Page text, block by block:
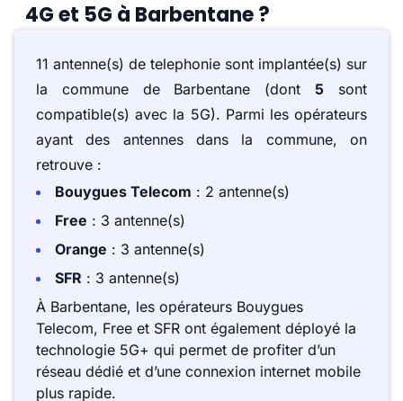
4G et 5G à Barbentane ?
11 antenne(s) de telephonie sont implantée(s) sur
la commune de Barbentane (dont5 sont
compatible(s) avec la 5G). Parmi les opérateurs
ayant des antennes dans la commune, on
retrouve :
Bouygues Telecom : 2 antenne(s)
Free : 3 antenne(s)
Orange : 3 antenne(s)
SFR : 3 antenne(s)
À Barbentane, les opérateurs Bouygues
Telecom, Free et SFR ont également déployé la
technologie 5G+ qui permet de profiter d’un
réseau dédié et d’une connexion internet mobile
plus rapide.